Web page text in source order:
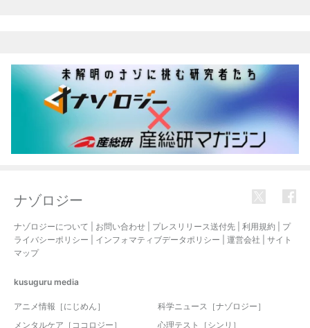
ナゾロジー
ナゾロジーについて お問い合わせ プレスリリース送付先 利用規約
プ
ライバシーポリシー
インフォマティブデータポリシー 運営会社
サイト
マップ
kusuguru media
アニメ情報［にじめん］
科学ニュース［ナゾロジー］
メンタルケア［ココロジー］
心理テスト［シンリ］